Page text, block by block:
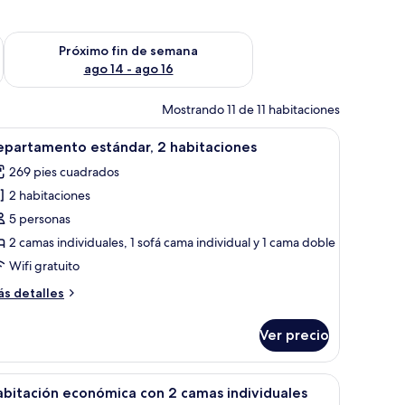
semana ago 7 - ago 9
Próximo fin de semana
ago 14 - ago 16
Consulta la disponibilidad para el próximo fin de semana ago
Mostrando 11 de 11 habitaciones
silla, televisor y ventana con cortinas.Una cama bien hecha con edredón gris y
7 estándar, 2 habitaciones
269 pies cuadrados
2 habitaciones
5 personas
2 camas individuales, 1 sofá cama individual y 1 cama doble
Wifi gratuito
detalles
Ver precio
noche.
el techo, un tragaluz y una cama bien hecha con almohadas.
Un dormitorio con cama, almohadas, una
5 económica con 2 camas individuales